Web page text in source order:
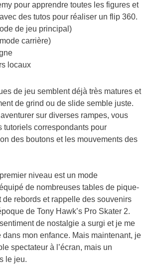
pour apprendre toutes les figures et
des tutos pour réaliser un flip 360.
de jeu principal)
carrière)
locaux
de jeu semblent déjà très matures et
de grind ou de slide semble juste.
sur diverses rampes, vous
tutoriels correspondants pour
des boutons et les mouvements des
niveau est un mode
de nombreuses tables de pique-
de rebords et rappelle des souvenirs
de Tony Hawk’s Pro Skater 2.
de nostalgie a surgi et je me
dans mon enfance. Mais maintenant, je
spectateur à l’écran, mais un
le jeu.